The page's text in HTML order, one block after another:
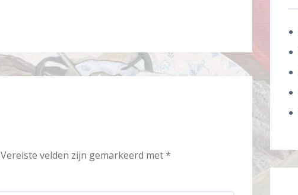
Vereiste velden zijn gemarkeerd met*